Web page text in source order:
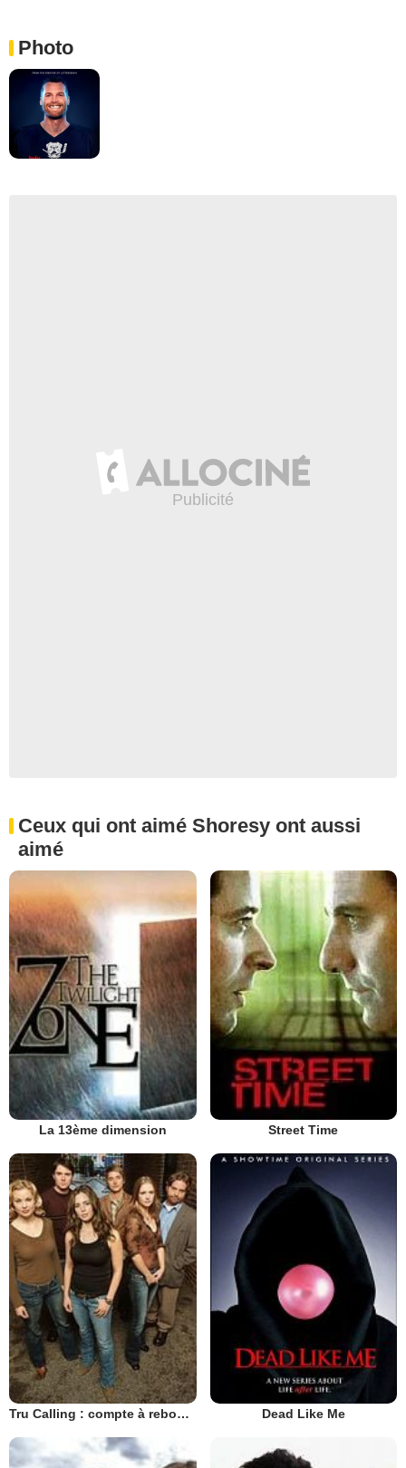
Photo
Ceux qui ont aimé Shoresy ont aussi
aimé
La 13ème dimension Street Time
Tru Calling : compte à rebours Dead Like Me